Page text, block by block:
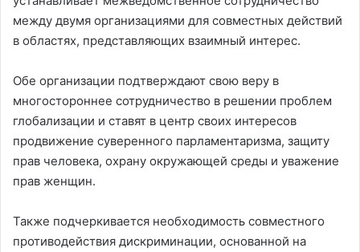
между двумя организациями для совместных действий
в областях, представляющих взаимный интерес.
Обе организации подтверждают свою веру в
многостороннее сотрудничество в решении проблем
глобализации и ставят в центр своих интересов
продвижение суверенного парламентаризма, защиту
прав человека, охрану окружающей среды и уважение
прав женщин.
Также подчеркивается необходимость совместного
противодействия дискриминации, основанной на